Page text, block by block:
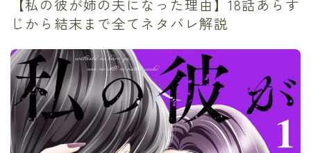
【私の彼が姉の夫になった理由】18話あらす
じから結末まで全てネタバレ解説